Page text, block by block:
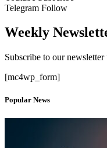
Telegram Follow
Weekly
Subscribe to our
[mc4wp_form]
Popular News